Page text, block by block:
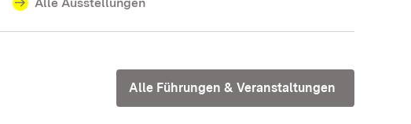
Alle Ausstellungen
Alle Führungen & Veranstaltungen